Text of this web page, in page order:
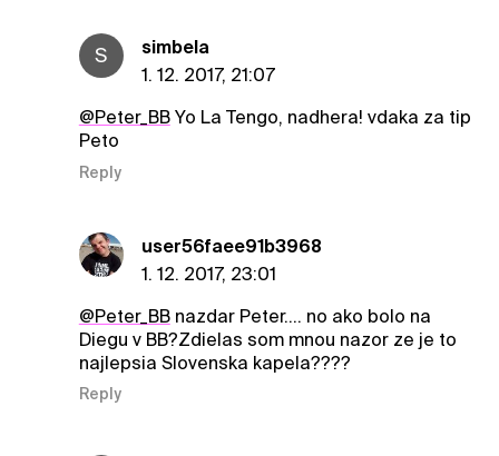
S
simbela
1. 12. 2017, 21:07
@Peter_BBYo La Tengo, nadhera! vdaka za tip
Peto
Reply
user56faee91b3968
1. 12. 2017, 23:01
@Peter_BBnazdar Peter.... no ako bolo na
Diegu v BB?Zdielas som mnou nazor ze je to
najlepsia Slovenska kapela????
Reply